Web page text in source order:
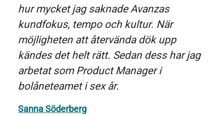
hur mycket jag saknade Avanzas
kundfokus, tempo och kultur. När
möjligheten att återvända dök upp
kändes det helt rätt. Sedan dess har jag
arbetat som Product Manager i
bolåneteamet i sex år.
Sanna Söderberg